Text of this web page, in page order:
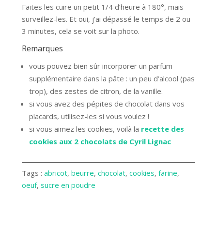
Faites les cuire un petit 1/4 d’heure à 180°, mais
surveillez-les. Et oui, j’ai dépassé le temps de 2 ou
3 minutes, cela se voit sur la photo.
Remarques
vous pouvez bien sûr incorporer un parfum
supplémentaire dans la pâte : un peu d’alcool (pas
trop), des zestes de citron, de la vanille.
si vous avez des pépites de chocolat dans vos
placards, utilisez-les si vous voulez !
si vous aimez les cookies, voilà la recette des
cookies aux 2 chocolats de Cyril Lignac
Tags : abricot, beurre, chocolat, cookies, farine
oeuf, sucre en poudre